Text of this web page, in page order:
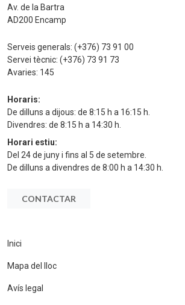
Av. de la Bartra
AD200 Encamp
Serveis generals: (+376) 73 91 00
Servei tècnic: (+376) 73 91 73
Avaries: 145
Horaris:
De dilluns a dijous: de 8:15 h a 16:15 h.
Divendres: de 8:15 h a 14:30 h.
Horari estiu:
Del 24 de juny i fins al 5 de setembre.
De dilluns a divendres de 8:00 h a 14:30 h.
CONTACTAR
Inici
Mapa del lloc
Avís legal